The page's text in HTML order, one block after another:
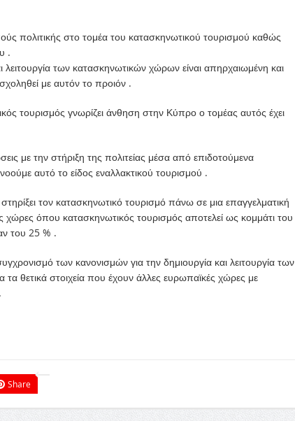
πολιτικής στο τομέα του κατασκηνωτικού τουρισμού καθώς
.
των κατασκηνωτικών χώρων είναι απηρχαιωμένη και
με αυτόν το προιόν .
τουρισμός γνωρίζει άνθηση στην Κύπρο ο τομέας αυτός έχει
με την στήριξη της πολιτείας μέσα από επιδοτούμενα
αυτό το είδος εναλλακτικού τουρισμού .
τον κατασκηνωτικό τουρισμό πάνω σε μια επαγγελματική
όπου κατασκηνωτικός τουρισμός αποτελεί ως κομμάτι του
του 25 % .
των κανονισμών για την δημιουργία και λειτουργία των
θετικά στοιχεία που έχουν άλλες ευρωπαϊκές χώρες με
Share